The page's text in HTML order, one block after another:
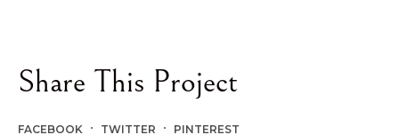
Share This Project
FACEBOOK TWITTER PINTEREST